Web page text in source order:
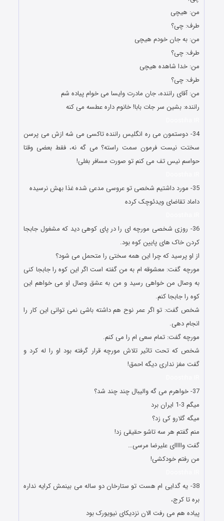
من: هیچی
طرف: چی؟
من: به جان خودم هیچی
طرف: چی؟
من: خدا شاهده هیچی
طرف: چی؟
من: آقای راننده، جان مادرت وایسا می خوام پیاده شم
راننده: بشین سر جات بابا! خانوم داره عطسه می کنه
34- دوستمون می ره انگلیس راننده تاکسی می شه ازش می پرسن
سختت نیست فرمون سمت راسته؟ می گه نه، فقط بعضی وقتا
حواسم نیس تف می کنم تو صورت مسافر بغلی!
35- مورد داشتیم شخصی تو عروسی مدعی شده غذا بهش نرسیده
داماد تقاضای ویدئوچک کرده
36- روزی شخصی مورچه ای را در پای کوهی دید که مشغول جابجا
کردن خاک های پایین کوه بود.
از او پرسید که چرا این همه سختی را متحمل می شود؟
مورچه گفت: معشوقه ام به من گفته است اگر این کوه را جابجا کنی
به وصال من خواهی رسید و من به عشق وصال او می خواهم این
کوه را جابجا کنم.
شخص گفت: تو اگر عمر نوح هم داشته باشی نمی توانی این کار را
انجام دهی.
مورچه گفت: تمام سعی ام را می کنم.
شخص که تحت تاثیر تلاش مورچه قرار گرفته بود او را له کرد و
گفت مغز نداری دیگه احمق!
37- خواهرم می گه والیبال چند چند شد؟
میگم 3-1 ایران برد
میگه گلارو کی زد؟
منم گفتم هر سه تاشو حقیقی زد!
گفت وااااای علیرضا مرسی…
من رفتم خودکشی!
38- یه گدایی ام هست تو ستارخان دو ساله می بینمش کرایه نداره
بره تا کرج،
پیاده هم می رفت الان نزدیکای نیویورک بود